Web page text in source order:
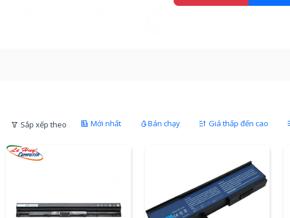
Sắp xếp theo Mới nhất Bán chạy Giá thấp đến cao